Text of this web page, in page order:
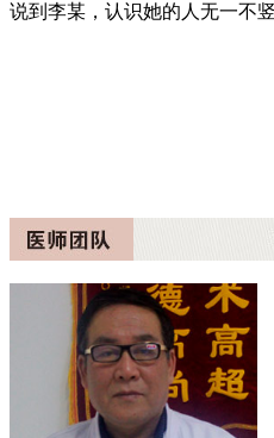
说到李某，认识她的人无一不